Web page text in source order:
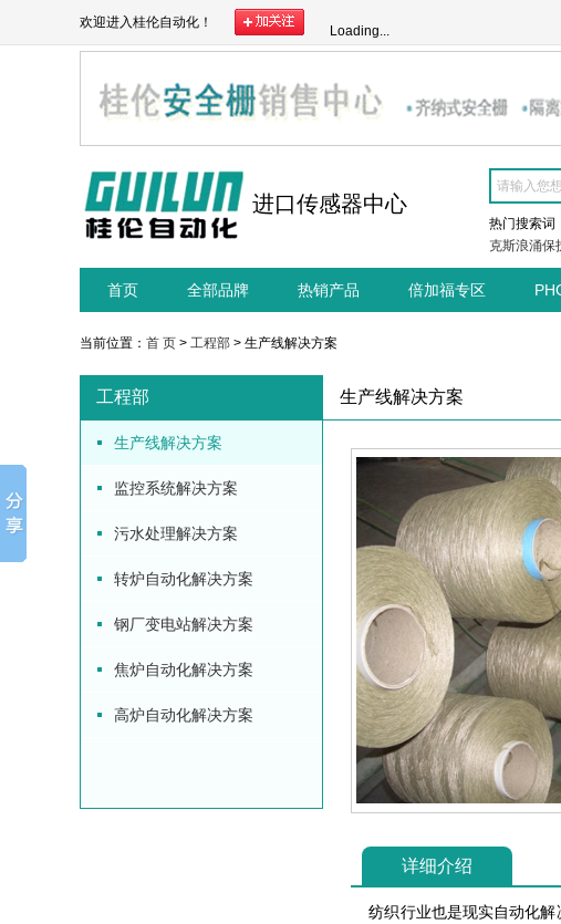
欢迎进入桂伦自动化！
Loading...
进口传感器中心
热门搜索词
克斯浪涌保
首页 全部品牌 热销产品 倍加福专区
当前位置： 首 页 > 工程部 > 生产线解决方案
工程部
生产线解决方案
监控系统解决方案
污水处理解决方案
转炉自动化解决方案
钢厂变电站解决方案
焦炉自动化解决方案
高炉自动化解决方案
生产线解决方案
详细介绍
纺织行业也是现实自动化解